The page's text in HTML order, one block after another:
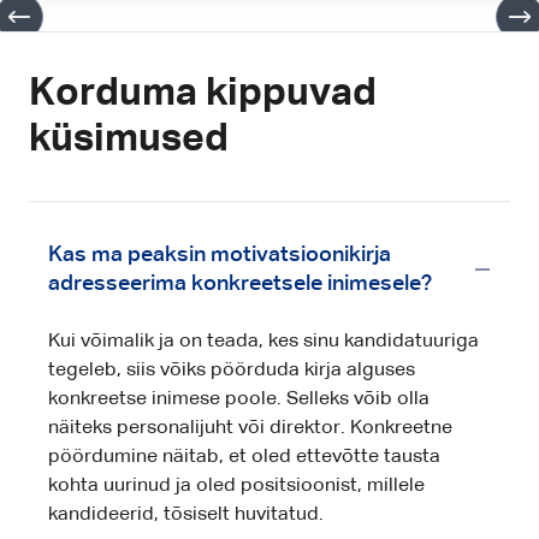
Korduma kippuvad
küsimused
Kas ma peaksin motivatsioonikirja
adresseerima konkreetsele inimesele?
Kui võimalik ja on teada, kes sinu kandidatuuriga
tegeleb, siis võiks pöörduda kirja alguses
konkreetse inimese poole. Selleks võib olla
näiteks personalijuht või direktor. Konkreetne
pöördumine näitab, et oled ettevõtte tausta
kohta uurinud ja oled positsioonist, millele
kandideerid, tõsiselt huvitatud.